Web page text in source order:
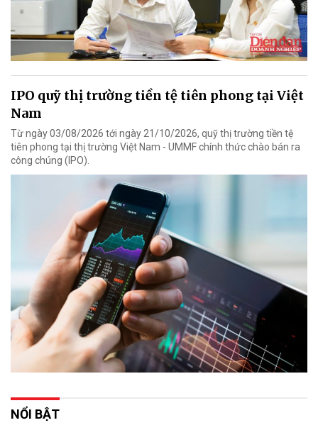
IPO quỹ thị trường tiền tệ tiên phong tại Việt
Nam
Từ ngày 03/08/2026 tới ngày 21/10/2026, quỹ thị trường tiền tệ
tiên phong tại thị trường Việt Nam - UMMF chính thức chào bán ra
công chúng (IPO).
NỔI BẬT